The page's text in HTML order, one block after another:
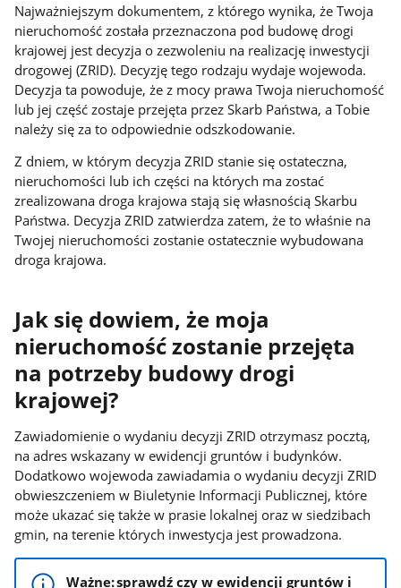
Najważniejszym dokumentem, z którego wynika, że Twoja
nieruchomość została przeznaczona pod budowę drogi
krajowej jest decyzja o zezwoleniu na realizację inwestycji
drogowej (ZRID). Decyzję tego rodzaju wydaje wojewoda.
Decyzja ta powoduje, że z mocy prawa Twoja nieruchomość
lub jej część zostaje przejęta przez Skarb Państwa, a Tobie
należy się za to odpowiednie odszkodowanie.
Z dniem, w którym decyzja ZRID stanie się ostateczna,
nieruchomości lub ich części na których ma zostać
zrealizowana droga krajowa stają się własnością Skarbu
Państwa. Decyzja ZRID zatwierdza zatem, że to właśnie na
Twojej nieruchomości zostanie ostatecznie wybudowana
droga krajowa.
Jak się dowiem, że moja
nieruchomość zostanie przejęta
na potrzeby budowy drogi
krajowej?
Zawiadomienie o wydaniu decyzji ZRID otrzymasz pocztą,
na adres wskazany w ewidencji gruntów i budynków.
Dodatkowo wojewoda zawiadamia o wydaniu decyzji ZRID
obwieszczeniem w Biuletynie Informacji Publicznej, które
może ukazać się także w prasie lokalnej oraz w siedzibach
gmin, na terenie których inwestycja jest prowadzona.
Ważne: sprawdź czy w ewidencji gruntów i